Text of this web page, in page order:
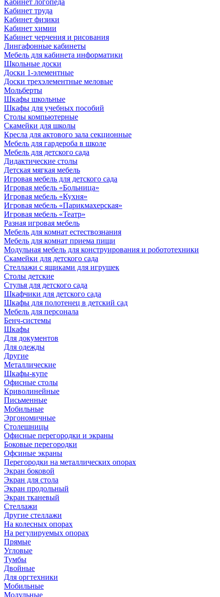
Кабинет логопеда
Кабинет труда
Кабинет физики
Кабинет химии
Кабинет черчения и рисования
Лингафонные кабинеты
Мебель для кабинета информатики
Школьные доски
Доски 1-элементные
Доски трехэлементные меловые
Мольберты
Шкафы школьные
Шкафы для учебных пособий
Столы компьютерные
Скамейки для школы
Кресла для актового зала секционные
Мебель для гардероба в школе
Мебель для детского сада
Дидактические столы
Детская мягкая мебель
Игровая мебель для детского сада
Игровая мебель «Больница»
Игровая мебель «Кухня»
Игровая мебель «Парикмахерская»
Игровая мебель «Театр»
Разная игровая мебель
Мебель для комнат естествознания
Мебель для комнат приема пищи
Модульная мебель для конструирования и робототехники
Скамейки для детского сада
Стеллажи с ящиками для игрушек
Столы детские
Стулья для детского сада
Шкафчики для детского сада
Шкафы для полотенец в детский сад
Мебель для персонала
Бенч-системы
Шкафы
Для документов
Для одежды
Другие
Металлические
Шкафы-купе
Офисные столы
Криволинейные
Письменные
Мобильные
Эргономичные
Столешницы
Офисные перегородки и экраны
Боковые перегородки
Офсиные экраны
Перегородки на металлических опорах
Экран боковой
Экран для стола
Экран продольный
Экран тканевый
Стеллажи
Другие стеллажи
На колесных опорах
На регулируемых опорах
Прямые
Угловые
Тумбы
Двойные
Для оргтехники
Мобильные
Модульные